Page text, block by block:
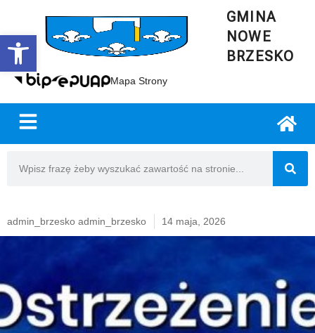
Open toolbar
GMINA
NOWE
BRZESKO
Mapa Strony
admin_brzesko admin_brzesko 14 maja, 2026